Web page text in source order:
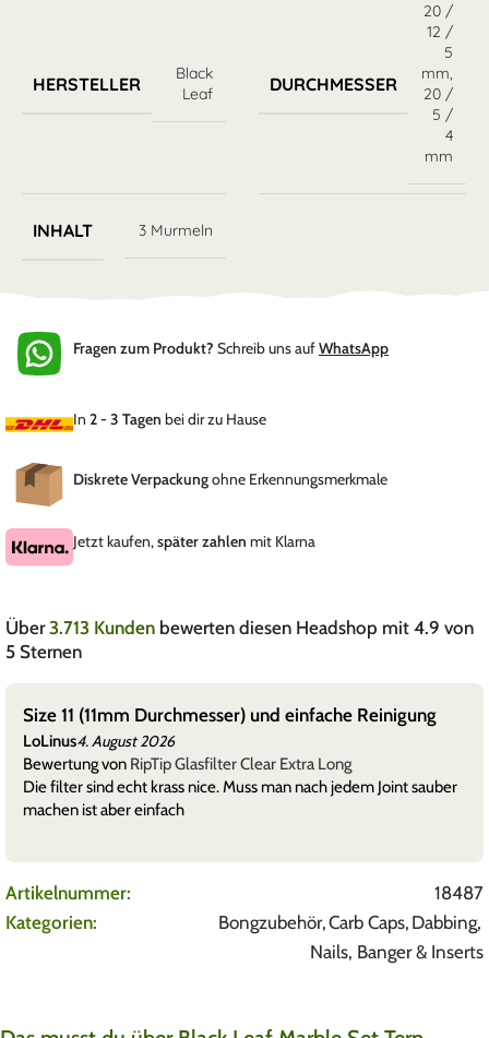
HERSTELLER
Black
Leaf
DURCHMESSER
20 /
12 /
5
mm,
20 /
5 /
4
mm
INHALT 3 Murmeln
Fragen zum Produkt? Schreib uns aufWhatsApp
In 2 - 3 Tagen bei dir zu Hause
Diskrete Verpackungohne Erkennungsmerkmale
Jetzt kaufen,später zahlen mit Klarna
Über3.713 Kunden bewerten diesen Headshop mit 4.9 von
5 Sternen
Size 11 (11mm Durchmesser) und einfache Reinigung
LoLinus4. August 2026
Bewertung von RipTip Glasfilter Clear Extra Long
Die filter sind echt krass nice. Muss man nach jedem Joint sauber
machen ist aber einfach
Artikelnummer:
18487
Kategorien:
Bongzubehör,Carb Caps, Dabbing,
Nails, Banger & Inserts